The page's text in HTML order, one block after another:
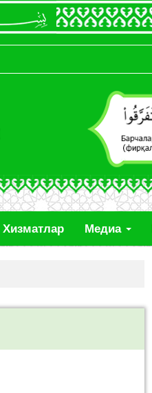
Хизматлар Медиа